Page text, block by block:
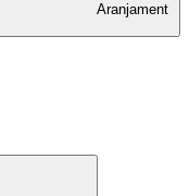
Aranjament